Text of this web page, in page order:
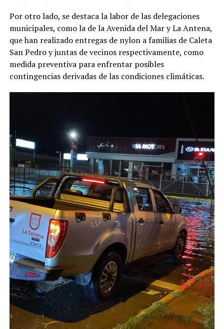
Por otro lado, se destaca la labor de las delegaciones
municipales, como la de la Avenida del Mar y La Antena,
que han realizado entregas de nylon a familias de Caleta
San Pedro y juntas de vecinos respectivamente, como
medida preventiva para enfrentar posibles
contingencias derivadas de las condiciones climáticas.